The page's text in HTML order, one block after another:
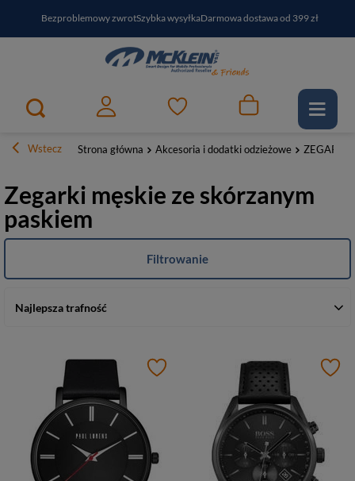
Bezproblemowy zwrotSzybka wysyłkaDarmowa dostawa od 399 zł
PayPo - kup i zapłać za30 dniZapisz się do newslettera i odbierz RABAT
Wstecz Strona główna Akcesoria i dodatki odzieżowe ZEGARKI
Zegarki męskie ze skórzanym
paskiem
Najlepsza trafność
Filtrowanie